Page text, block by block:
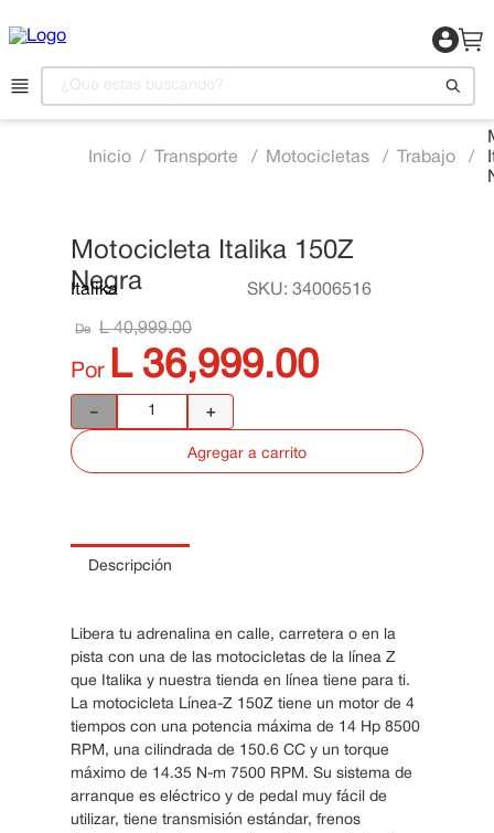
Transporte Motocicletas Trabajo
Motocicleta Italika 150Z
Negra
Italika SKU: 34006516
De L 40,999.00
Por L 36,999.00
＋
－
Agregar a carrito
Descripción
Libera tu adrenalina en calle, carretera o en la
pista con una de las motocicletas de la línea Z
que Italika y nuestra tienda en línea tiene para ti.
La motocicleta Línea-Z 150Z tiene un motor de 4
tiempos con una potencia máxima de 14 Hp 8500
RPM, una cilindrada de 150.6 CC y un torque
máximo de 14.35 N-m 7500 RPM. Su sistema de
arranque es eléctrico y de pedal muy fácil de
utilizar, tiene transmisión estándar, frenos
Motocicleta
3. Refrigeradora
4. Televisor
. Camas
6. Aire Acondicionado
7. Lavadora
.
Iphone